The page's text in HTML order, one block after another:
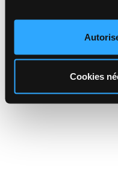
Cookies